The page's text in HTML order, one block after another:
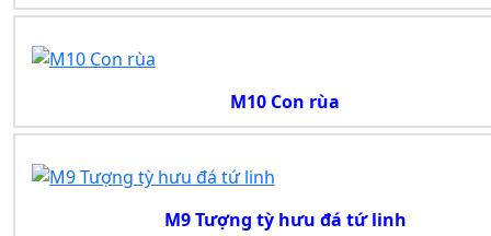
M10 Con rùa
M9 Tượng tỳ hưu đá tứ linh